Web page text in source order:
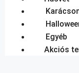
Egyéb
Akciós